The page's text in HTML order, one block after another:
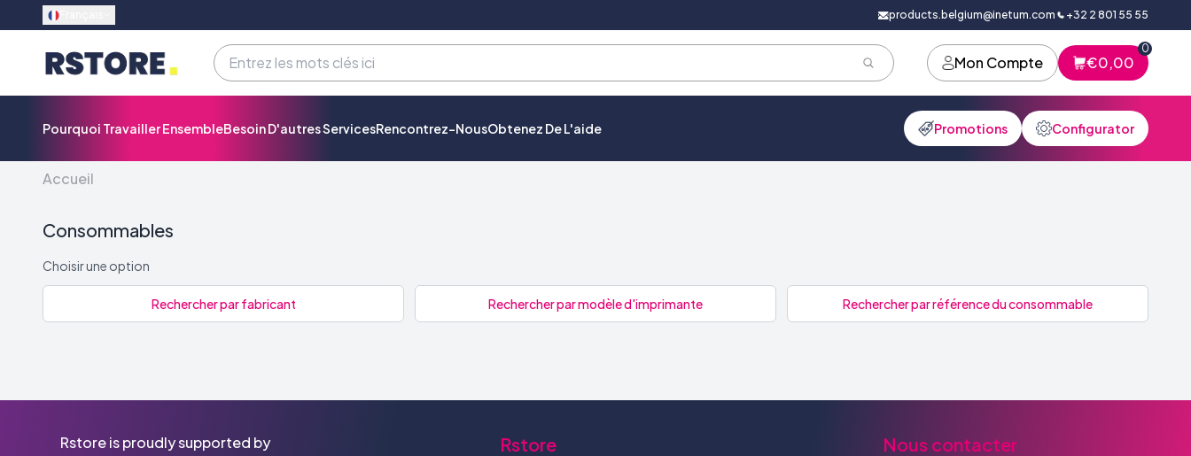
products.belgium@inetum.com +32 2 801 55 55
Mon Compte €0,00
0
Pourquoi Travailler EnsembleBesoin D'autres ServicesRencontrez-NousObtenez De L'aide Promotions Configurator
Accueil
Consommables
Choisir une option
Rechercher par fabricant Rechercher par modèle d'imprimante Rechercher par référence du consommable
Rstore is proudly supported by Rstore Nous contacter